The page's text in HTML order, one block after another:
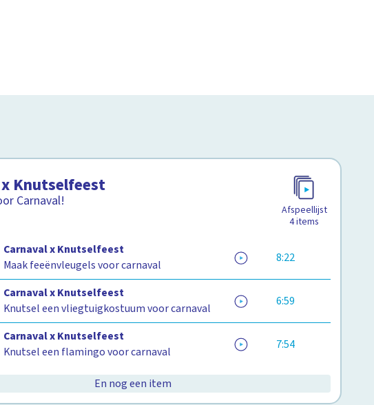
Knutselfeest
Carnaval!
Afspeellijst
4items
Carnaval x Knutselfeest
Maak feeënvleugels voor carnaval
8:22
Carnaval x Knutselfeest
Knutsel een vliegtuigkostuum voor carnaval
6:59
Carnaval x Knutselfeest
Knutsel een flamingo voor carnaval
7:54
En nog een item